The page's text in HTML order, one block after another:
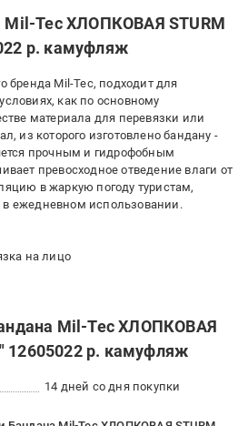
Mil-Tec ХЛОПКОВАЯ STURM
р. камуфляж
бренда Mil-Tec, подходит для
как по основному
материала для перевязки или
из которого изготовлено бандану -
прочным и гидрофобным
превосходное отведение влаги от
в жаркую погоду туристам,
ежедневном использовании.
на лицо
Mil-Tec ХЛОПКОВАЯ
12605022 р. камуфляж
14 дней со дня покупки